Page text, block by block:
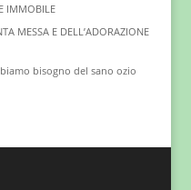
IMMOBILE
MESSA E DELL’ADORAZIONE
bisogno del sano ozio